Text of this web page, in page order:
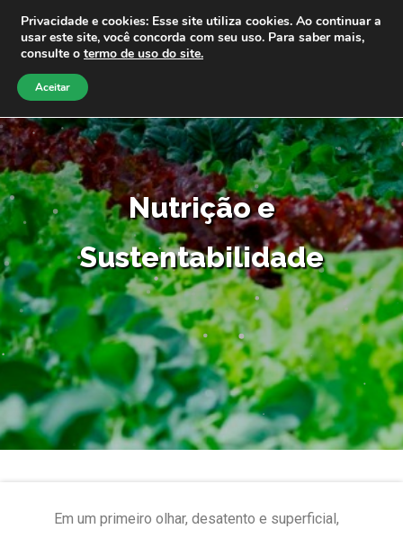
Nutrição e
Sustentabilidade
Em um primeiro olhar, desatento e superficial,
Privacidade e cookies: Esse site utiliza cookies. Ao continuar a
usar este site, você concorda com seu uso. Para saber mais,
consulte o termo de uso do site.
Aceitar